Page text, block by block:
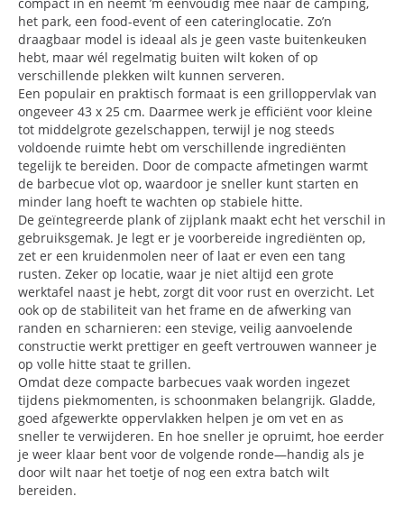
het park, een food-event of een cateringlocatie. Zo’n
draagbaar model is ideaal als je geen vaste buitenkeuken
hebt, maar wél regelmatig buiten wilt koken of op
verschillende plekken wilt kunnen serveren.
Een populair en praktisch formaat is een grilloppervlak van
ongeveer 43 x 25 cm. Daarmee werk je efficiënt voor kleine
tot middelgrote gezelschappen, terwijl je nog steeds
voldoende ruimte hebt om verschillende ingrediënten
tegelijk te bereiden. Door de compacte afmetingen warmt
de barbecue vlot op, waardoor je sneller kunt starten en
minder lang hoeft te wachten op stabiele hitte.
De geïntegreerde plank of zijplank maakt echt het verschil in
gebruiksgemak. Je legt er je voorbereide ingrediënten op,
zet er een kruidenmolen neer of laat er even een tang
rusten. Zeker op locatie, waar je niet altijd een grote
werktafel naast je hebt, zorgt dit voor rust en overzicht. Let
ook op de stabiliteit van het frame en de afwerking van
randen en scharnieren: een stevige, veilig aanvoelende
constructie werkt prettiger en geeft vertrouwen wanneer je
op volle hitte staat te grillen.
Omdat deze compacte barbecues vaak worden ingezet
tijdens piekmomenten, is schoonmaken belangrijk. Gladde,
goed afgewerkte oppervlakken helpen je om vet en as
sneller te verwijderen. En hoe sneller je opruimt, hoe eerder
je weer klaar bent voor de volgende ronde—handig als je
door wilt naar het toetje of nog een extra batch wilt
bereiden.